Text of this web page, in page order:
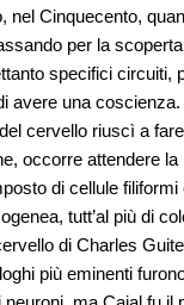
nel Cinquecento,
per la
specifici circuiti,
avere una coscienza.
cervello riuscì a
occorre attendere
di cellule
tutt’al più di
di Charles
più eminenti